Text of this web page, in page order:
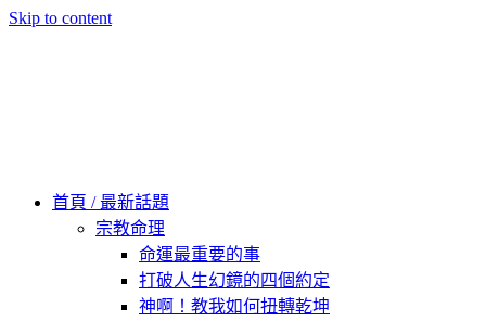
Skip to content
首頁 / 最新話題
宗教命理
命運最重要的事
打破人生幻鏡的四個約定
神啊！教我如何扭轉乾坤